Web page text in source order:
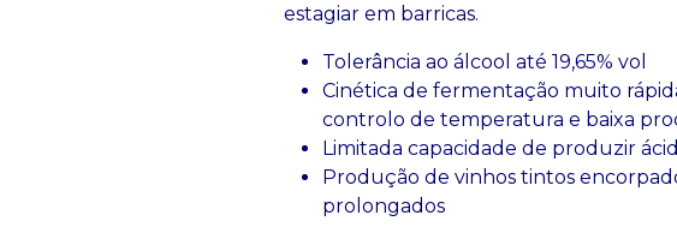
estagiar em barricas.
Tolerância ao álcool até 19,65% vol
Cinética de fermentação muito
controlo de temperatura e baixa
Limitada capacidade de produzir
Produção de vinhos tintos
prolongados